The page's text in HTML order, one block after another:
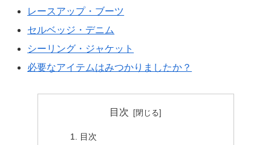
レースアップ・ブーツ
セルベッジ・デニム
シーリング・ジャケット
必要なアイテムはみつかりましたか？
目次
目次